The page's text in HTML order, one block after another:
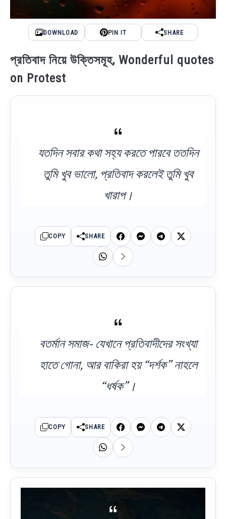
DOWNLOAD PIN IT SHARE
প্রতিবাদ নিয়ে উক্তিসমূহ, Wonderful quotes
on Protest
যতদিন সবার কথা সহ্য করতে পারবে ততদিন
তুমি খুব ভালো, প্রতিবাদ করলেই তুমি খুব
খারাপ।
COPY SHARE
বতর্মান সমাজ- যেখানে প্রতিবাদীদের সংখ্যা
হাতে গোনা, আর বাকিরা হয় “দর্শক” নাহলে
“ধর্ষক”।
COPY SHARE